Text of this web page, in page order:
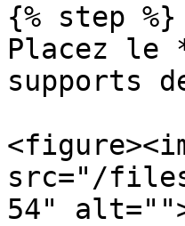
{% step %}
Placez le
supports
src="/files/
54"